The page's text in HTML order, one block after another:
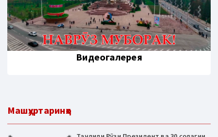
Видеогалерея
Машҳуртаринҳо